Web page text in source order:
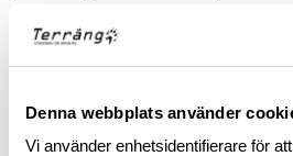
Denna webbplats använder
Vi använder enhetsidentifierare för
Läs mer
BESKRIVNING